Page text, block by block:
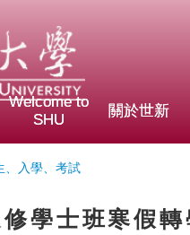
Welcome to
SHU
關於世新
、入學、考試
學士班寒假